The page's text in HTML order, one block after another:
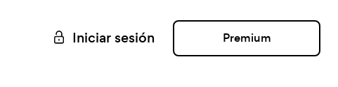
Iniciar sesión Premium